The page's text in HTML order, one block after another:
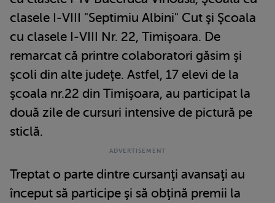
clasele I-VIII "Septimiu Albini" Cut şi Şcoala
cu clasele I-VIII Nr. 22, Timişoara. De
remarcat că printre colaboratori găsim şi
şcoli din alte judeţe. Astfel, 17 elevi de la
şcoala nr.22 din Timişoara, au participat la
două zile de cursuri intensive de pictură pe
sticlă.
Treptat o parte dintre cursanţi avansaţi au
început să participe şi să obţină premii la